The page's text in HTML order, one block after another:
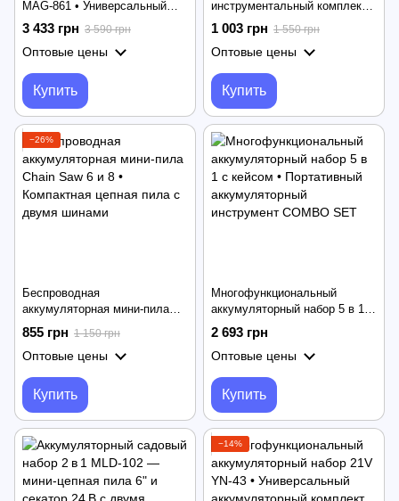
MAG-861 • Универсальный
аккумуляторный набор в
кейсе
3 433 грн 3 590 грн
Оптовые цены
Купить
инструментальный комплект
12V • Болгарка и шуруповерт
для ремонта и стройки
1 003 грн 1 550 грн
Оптовые цены
Купить
−26%
Беспроводная
аккумуляторная мини-пила
Chain Saw 6 и 8 • Компактная
цепная пила с двумя шинами
855 грн 1 150 грн
Оптовые цены
Купить
Многофункциональный
аккумуляторный набор 5 в 1 с
кейсом • Портативный
аккумуляторный инструмент
COMBO SET
2 693 грн
Оптовые цены
Купить
−14%